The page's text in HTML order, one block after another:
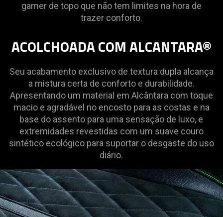
gamer de topo que não tem limites na hora de
trazer conforto.
ACOLCHOADA COM ALCANTARA®
Seu acabamento exclusivo de textura dupla alcança
a mistura certa de conforto e durabilidade.
Apresentando um material em Alcântara com toque
macio e agradável no encosto para as costas e na
base do assento para uma sensação de luxo, e
extremidades revestidas com um suave couro
sintético ecológico para suportar o desgaste do uso
diário.